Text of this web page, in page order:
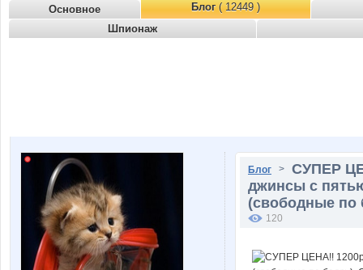
Основное Блог( 12449 )
Шпионаж
Блог > СУПЕР
джинсы с
(свободные по
120